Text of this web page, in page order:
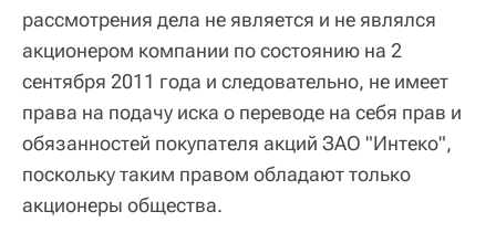
рассмотрения дела не является и не являлся
акционером компании по состоянию на 2
сентября 2011 года и следовательно, не имеет
права на подачу иска о переводе на себя прав и
обязанностей покупателя акций ЗАО "Интеко",
поскольку таким правом обладают только
акционеры общества.